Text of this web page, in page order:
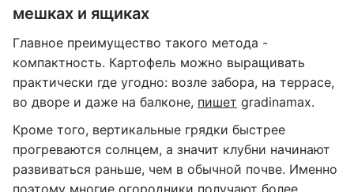
мешках и ящиках
Главное преимущество такого метода -
компактность. Картофель можно выращивать
практически где угодно: возле забора, на террасе,
во дворе и даже на балконе, пишет gradinamax.
Кроме того, вертикальные грядки быстрее
прогреваются солнцем, а значит клубни начинают
развиваться раньше, чем в обычной почве. Именно
поэтому многие огородники получают более